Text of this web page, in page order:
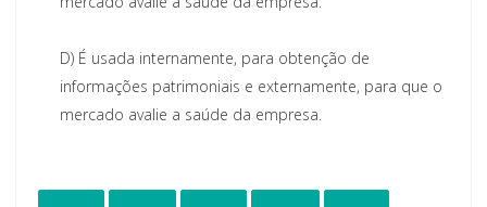
D) É usada internamente, para obtenção de
informações patrimoniais e externamente, para que o
mercado avalie a saúde da empresa.